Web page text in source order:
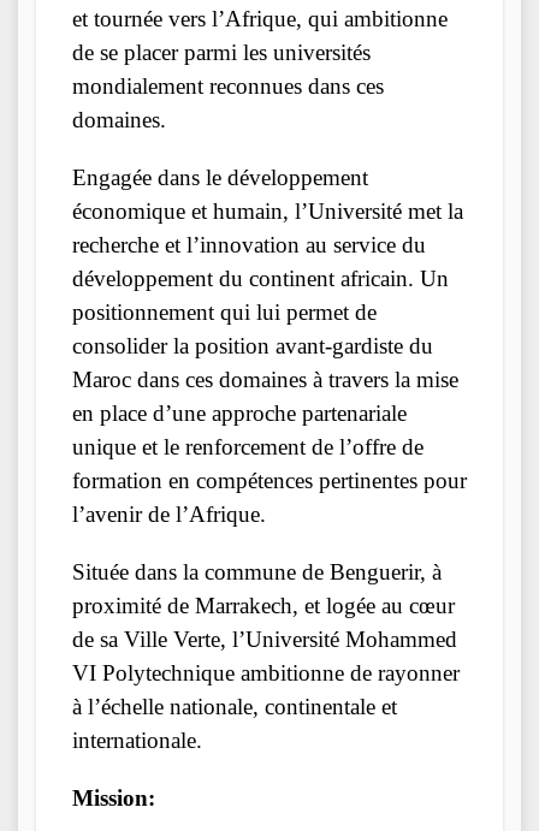
et tournée vers l’Afrique, qui ambitionne
de se placer parmi les universités
mondialement reconnues dans ces
domaines.
Engagée dans le développement
économique et humain, l’Université met la
recherche et l’innovation au service du
développement du continent africain. Un
positionnement qui lui permet de
consolider la position avant-gardiste du
Maroc dans ces domaines à travers la mise
en place d’une approche partenariale
unique et le renforcement de l’offre de
formation en compétences pertinentes pour
l’avenir de l’Afrique.
Située dans la commune de Benguerir, à
proximité de Marrakech, et logée au cœur
de sa Ville Verte, l’Université Mohammed
VI Polytechnique ambitionne de rayonner
à l’échelle nationale, continentale et
internationale.
Mission: